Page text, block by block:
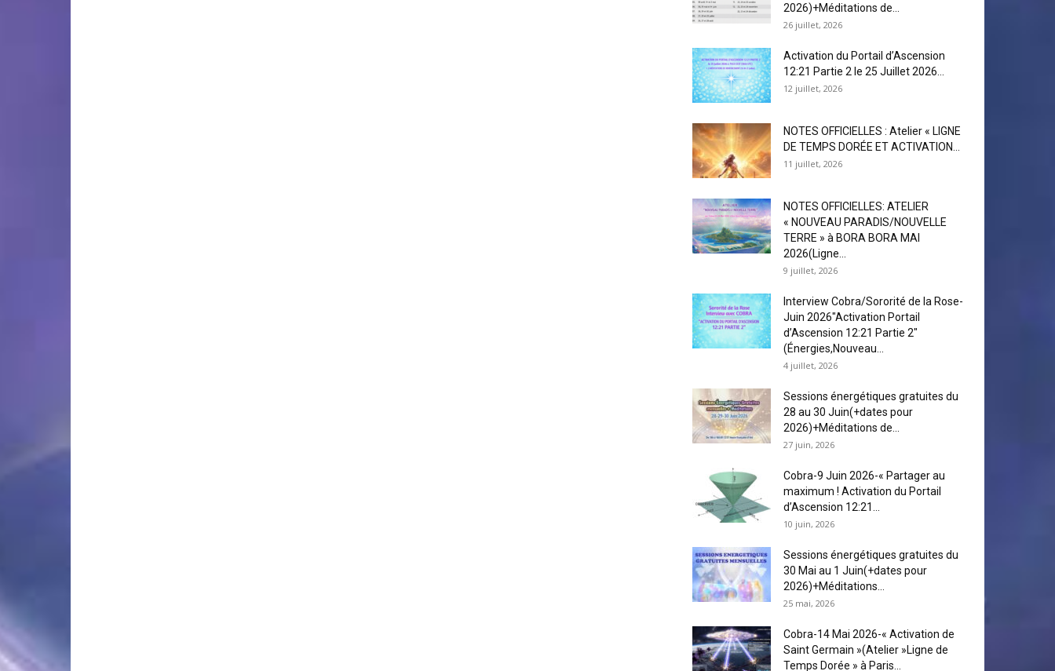
2026)+Méditations de...
26 juillet, 2026
Activation du Portail d’Ascension
12:21 Partie 2 le 25 Juillet 2026...
12 juillet, 2026
NOTES OFFICIELLES : Atelier « LIGNE
DE TEMPS DORÉE ET ACTIVATION...
11 juillet, 2026
NOTES OFFICIELLES: ATELIER
« NOUVEAU PARADIS/NOUVELLE
TERRE » à BORA BORA MAI
2026(Ligne...
9 juillet, 2026
Interview Cobra/Sororité de la Rose-
Juin 2026″Activation Portail
d’Ascension 12:21 Partie 2″
(Énergies,Nouveau...
4 juillet, 2026
Sessions énergétiques gratuites du
28 au 30 Juin(+dates pour
2026)+Méditations de...
27 juin, 2026
Cobra-9 Juin 2026-« Partager au
maximum ! Activation du Portail
d’Ascension 12:21...
10 juin, 2026
Sessions énergétiques gratuites du
30 Mai au 1 Juin(+dates pour
2026)+Méditations...
25 mai, 2026
Cobra-14 Mai 2026-« Activation de
Saint Germain »(Atelier »Ligne de
Temps Dorée » à Paris...